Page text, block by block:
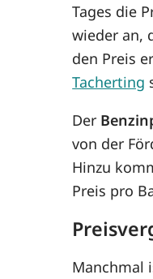
Tages die
wieder an,
den Preis
Tacherting
Der
von der
Hinzu
Preis pro
Manchmal